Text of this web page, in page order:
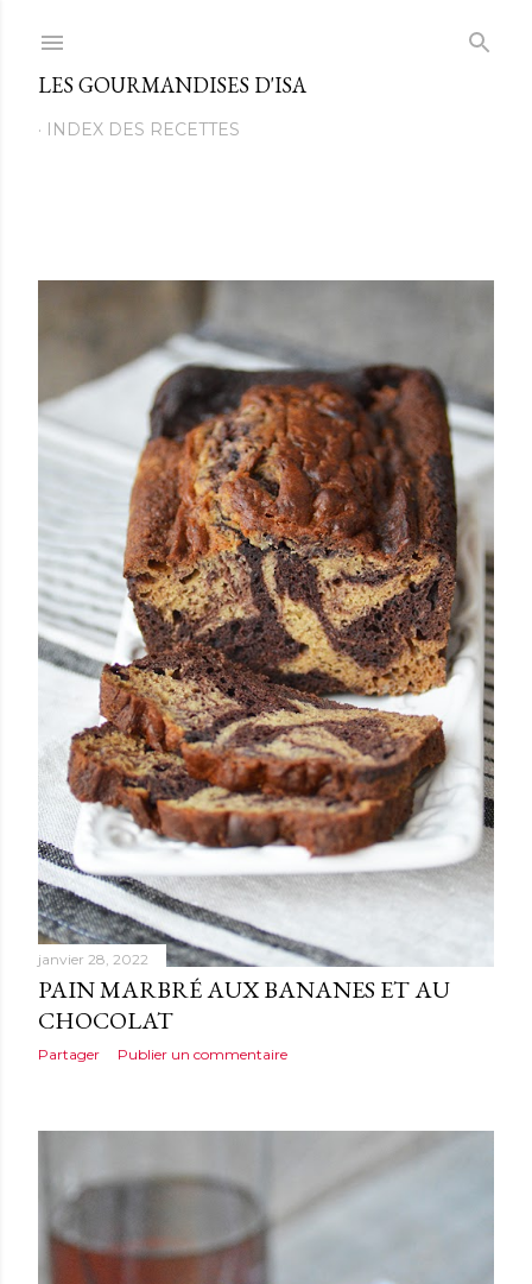
LES GOURMANDISES D'ISA
INDEX DES RECETTES
M
s
e
s
janvier 28, 2022
PAIN MARBRÉ AUX BANANES ET AU
CHOCOLAT
Partager Publier un commentaire